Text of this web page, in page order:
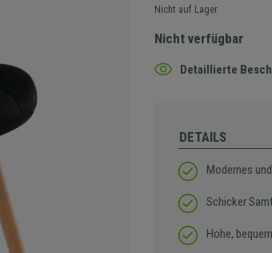
Nicht auf Lager
Nicht verfügbar
Detaillierte
DETAILS
Modernes
Schicker
Hohe,